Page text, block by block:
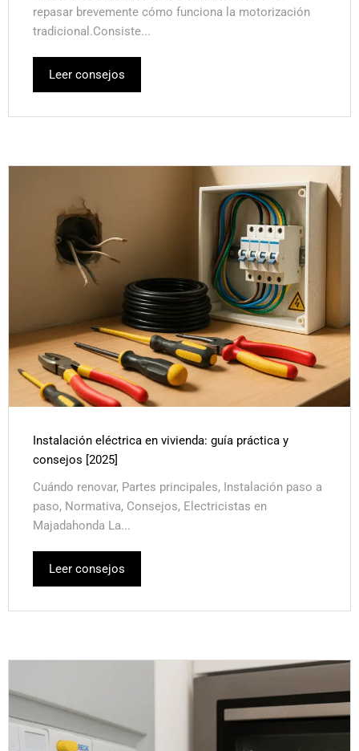
repasar brevemente cómo funciona la motorización
tradicional.Consiste...
Leer consejos
Instalación eléctrica en vivienda: guía práctica y
consejos [2025]
Cuándo renovar, Partes principales, Instalación paso a
paso, Normativa, Consejos, Electricistas en
Majadahonda La...
Leer consejos